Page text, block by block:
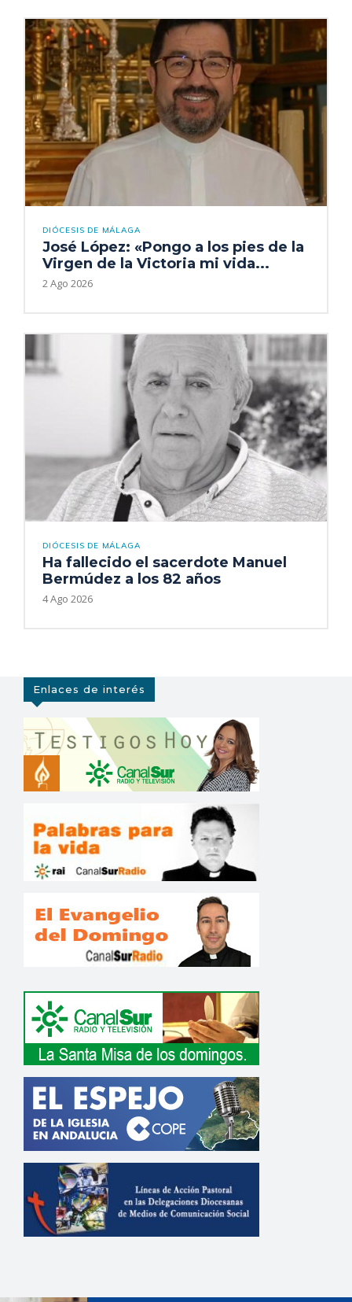
DIÓCESIS DE MÁLAGA
José López: «Pongo a los pies de la
Virgen de la Victoria mi vida...
2 Ago 2026
DIÓCESIS DE MÁLAGA
Ha fallecido el sacerdote Manuel
Bermúdez a los 82 años
4 Ago 2026
Enlaces de interés